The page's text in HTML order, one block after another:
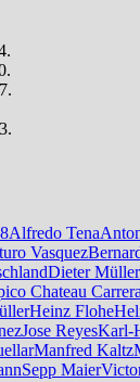
Alfredo Tena
Vasquez
Dieter Müller
Chateau
Heinz Flohe
Jose ReyesKarl-
Manfred Kaltz
Sepp Maier